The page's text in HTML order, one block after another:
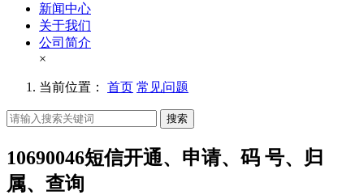
新闻中心
关于我们
公司简介
×
当前位置： 首页 常见问题
搜索
10690046短信开通、申请、码 号、归
属、查询